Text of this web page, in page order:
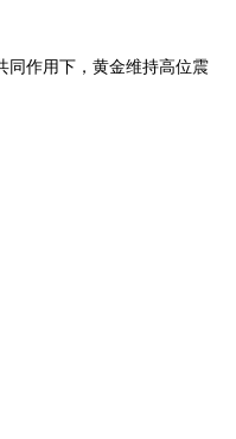
同作用下，黄金维持高位震